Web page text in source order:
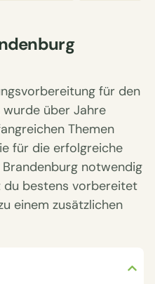
für den
über Jahre
Themen
für die erfolgreiche
notwendig
du bestens vorbereitet
einem zusätzlichen